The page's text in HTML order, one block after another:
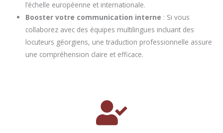
l’échelle européenne et internationale.
Booster votre communication interne : Si vous
collaborez avec des équipes multilingues incluant des
locuteurs géorgiens, une traduction professionnelle assure
une compréhension claire et efficace.